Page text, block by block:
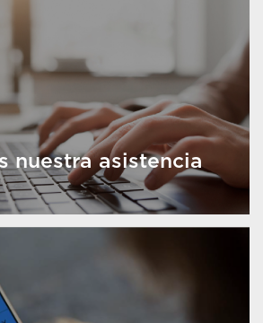
nuestra asistencia